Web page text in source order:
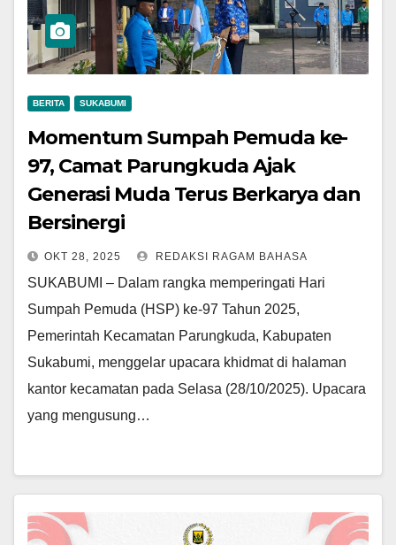
BERITA SUKABUMI
Momentum Sumpah Pemuda ke-
97, Camat Parungkuda Ajak
Generasi Muda Terus Berkarya dan
Bersinergi
OKT 28, 2025 REDAKSI RAGAM BAHASA
SUKABUMI – Dalam rangka memperingati Hari
Sumpah Pemuda (HSP) ke-97 Tahun 2025,
Pemerintah Kecamatan Parungkuda, Kabupaten
Sukabumi, menggelar upacara khidmat di halaman
kantor kecamatan pada Selasa (28/10/2025). Upacara
yang mengusung…